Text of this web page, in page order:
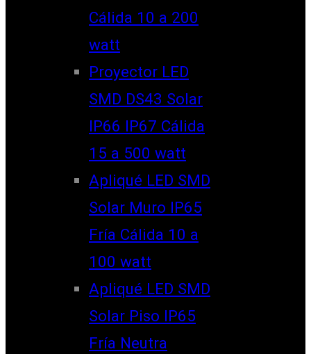
Cálida 10 a 200
watt
Proyector LED
SMD DS43 Solar
IP66 IP67 Cálida
15 a 500 watt
Apliqué LED SMD
Solar Muro IP65
Fría Cálida 10 a
100 watt
Apliqué LED SMD
Solar Piso IP65
Fría Neutra